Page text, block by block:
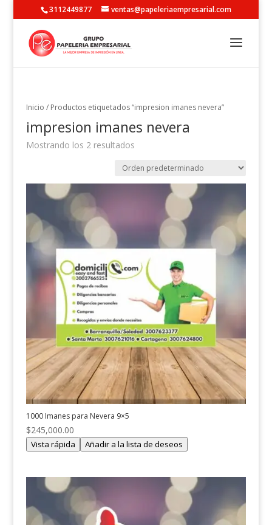
3112449877 ventas@papeleriaempresarial.com
Inicio / Productos etiquetados “impresion imanes nevera”
impresion imanes nevera
Mostrando los 2 resultados
1000 Imanes para Nevera 9×5
$245,000.00
Vista rápida Añadir a la lista de deseos